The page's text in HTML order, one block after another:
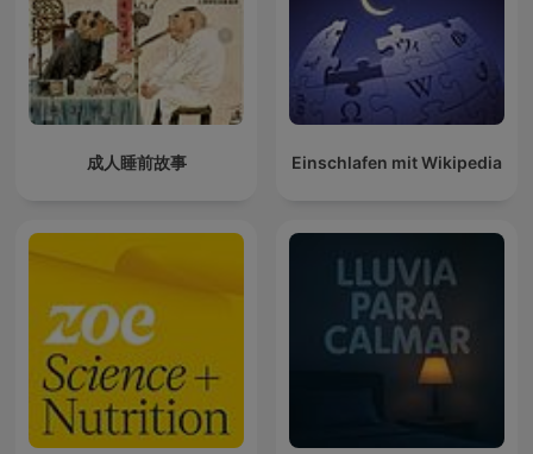
成人睡前故事 Einschlafen mit Wikipedia